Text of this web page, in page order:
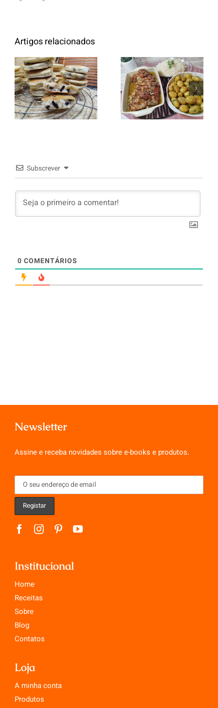
Artigos relacionados
Panquecas
com Oreo
Entrecosto
italiano c/
batata a
murro e
Subscrever
0 COMENTÁRIOS
Newsletter
Assine e receba novidades sobre e-books e produtos.
Institucional
Home
Receitas
Sobre
Blog
Contatos
Loja
A minha conta
Produtos